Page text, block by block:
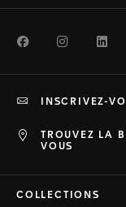
FacebookInstagram
TROUVEZ LA
VOUS
INSCRIVEZ-
COLLECTIONS